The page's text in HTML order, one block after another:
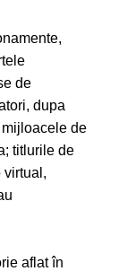
de
dupa
de
titlurile de
virtual,
aflat în